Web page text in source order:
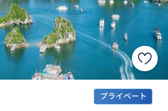
プライベート